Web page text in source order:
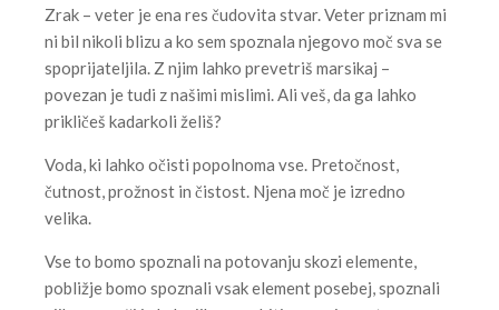
Zrak – veter je ena res čudovita stvar. Veter priznam mi
ni bil nikoli blizu a ko sem spoznala njegovo moč sva se
spoprijateljila. Z njim lahko prevetriš marsikaj –
povezan je tudi z našimi mislimi. Ali veš, da ga lahko
prikličeš kadarkoli želiš?
Voda, ki lahko očisti popolnoma vse. Pretočnost,
čutnost, prožnost in čistost. Njena moč je izredno
velika.
Vse to bomo spoznali na potovanju skozi elemente,
pobližje bomo spoznali vsak element posebej, spoznali